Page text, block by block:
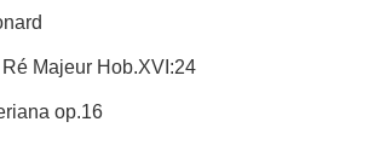
Majeur Hob.XVI:24
op.16